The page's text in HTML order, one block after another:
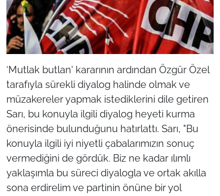
‘Mutlak butlan' kararının ardından Özgür Özel
tarafıyla sürekli diyalog halinde olmak ve
müzakereler yapmak istediklerini dile getiren
Sarı, bu konuyla ilgili diyalog heyeti kurma
önerisinde bulunduğunu hatırlattı. Sarı, "Bu
konuyla ilgili iyi niyetli çabalarımızın sonuç
vermediğini de gördük. Biz ne kadar ılımlı
yaklaşımla bu süreci diyalogla ve ortak akılla
sona erdirelim ve partinin önüne bir yol